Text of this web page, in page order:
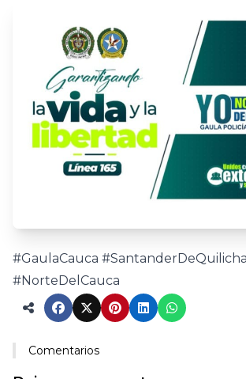
#GaulaCauca
#NorteDelCauca
Comentarios